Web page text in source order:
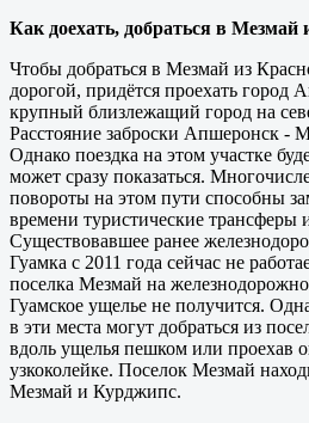
Как доехать, добраться в Мезмай
Чтобы добраться в Мезмай из
дорогой, придётся проехать город
крупный близлежащий город на
Расстояние заброски Апшеронск -
Однако поездка на этом участке
может сразу показаться.
повороты на этом пути способны
времени туристические трансферы
Существовавшее ранее
Гуамка с 2011 года сейчас не
поселка Мезмай на
Гуамское ущелье не получится.
в эти места могут добраться из
вдоль ущелья пешком или проехав
узкоколейке. Поселок Мезмай
Мезмай и Курджипс.